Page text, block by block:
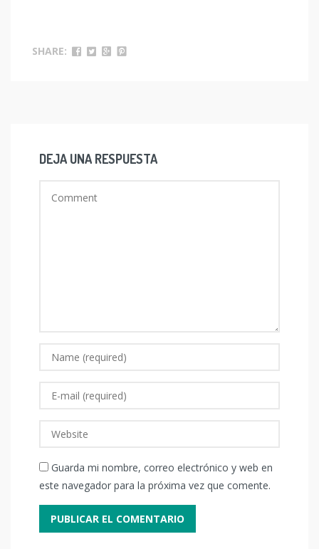
SHARE:
DEJA UNA RESPUESTA
Guarda mi nombre, correo electrónico y web en
este navegador para la próxima vez que comente.